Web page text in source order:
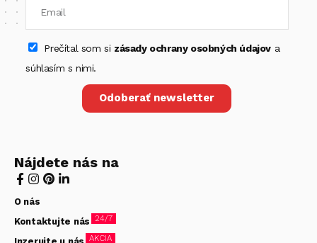
Prečítal som si zásady ochrany osobných údajova
súhlasím s nimi.
Odoberať newsletter
Nájdete nás na
O nás
Kontaktujte nás 24/7
AKCIA